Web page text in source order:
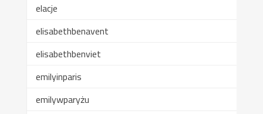
elacje
elisabethbenavent
elisabethbenviet
emilyinparis
emilywparyżu